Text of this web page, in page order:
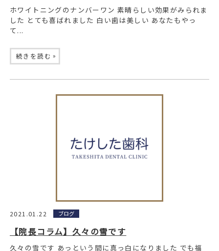
ホワイトニングのナンバーワン 素晴らしい効果がみられま
した とても喜ばれました 白い歯は美しい あなたもやっ
て...
続きを読む »
2021.01.22 ブログ
【院長コラム】久々の雪です
久々の雪です あっという間に真っ白になりました でも福